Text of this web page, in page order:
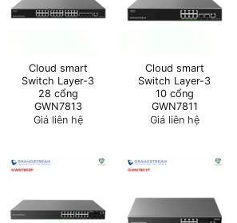
Cloud smart
Switch Layer-3
28 cổng
GWN7813
Giá liên hệ
Cloud smart
Switch Layer-3
10 cổng
GWN7811
Giá liên hệ